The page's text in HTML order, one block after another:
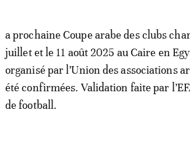
a prochaine Coupe arabe des clubs
juillet et le 11 août 2025 au Caire en
organisé par l’Union des associations
été confirmées. Validation faite par
de football.